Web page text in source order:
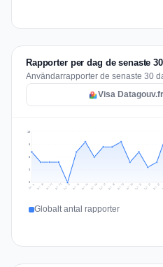
Rapporter per dag de senaste
Användarrapporter de senaste 30
Visa
3
5
8
10
Jul 9 Jul 10 Jul 11 Jul 12 Jul 13 Jul 14 Jul 15 Jul 16 Jul 17 Jul 18 Jul 19 Jul 20 Jul 21 Jul 22 Jul 23
Globalt antal rapporter